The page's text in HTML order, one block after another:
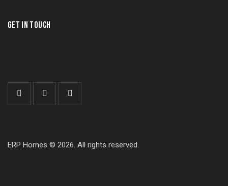
GET IN TOUCH
ERP Homes © 2026. All rights reserved.